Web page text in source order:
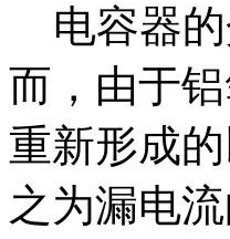
电容器的
而，由于
重新形成
之为漏电